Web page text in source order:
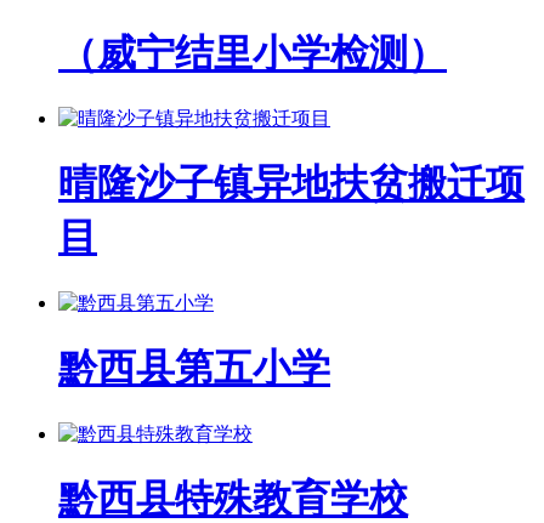
（威宁结里小学检测）
晴隆沙子镇异地扶贫搬迁项
目
黔西县第五小学
黔西县特殊教育学校